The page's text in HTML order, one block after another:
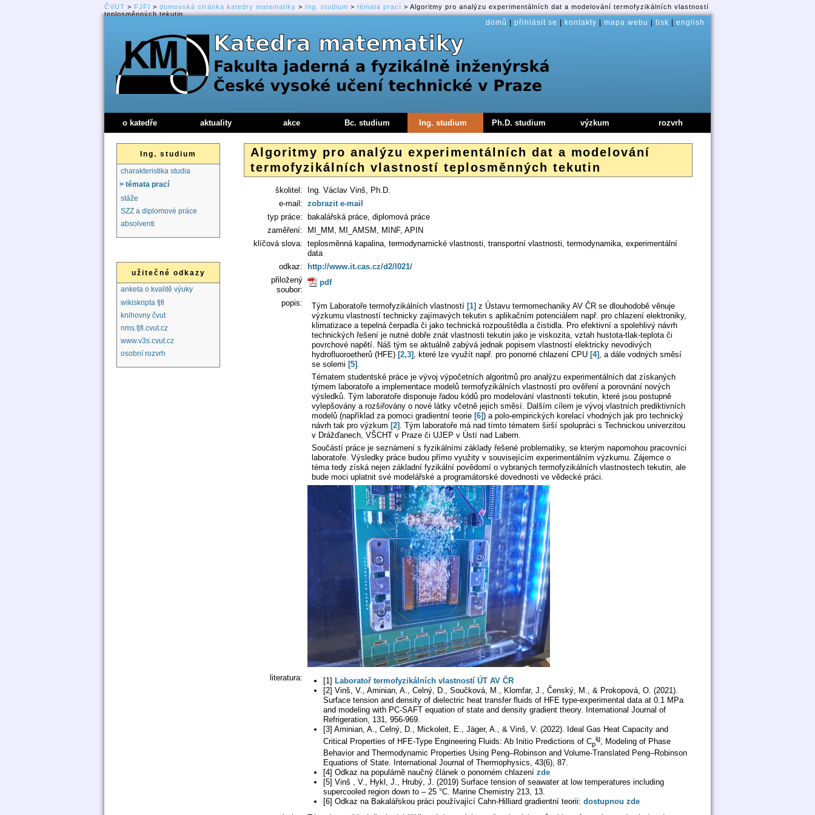
ČVUT > FJFI > domovská stránka katedry matematiky > Ing. studium > témata prací > Algoritmy pro analýzu experimentálních dat a modelování termofyzikálních vlastností
teplosměnných tekutin
Algoritmy pro analýzu experimentálních dat a modelování
termofyzikálních vlastností teplosměnných tekutin
školitel:
Ing. Václav Vinš, Ph.D.
e-mail: zobrazit e-mail
typ práce: bakalářská práce, diplomová práce
zaměření:
MI_MM, MI_AMSM, MINF, APIN
klíčová slova: teplosměnná kapalina, termodynamické vlastnosti, transportní vlastnosti, termodynamika, experimentální
data
odkaz:
http://www.it.cas.cz/d2/l021/
přiložený
soubor:
pdf
popis: Tým Laboratoře termofyzikálních vlastností [1] z Ústavu termomechaniky AV ČR se dlouhodobě věnuje
výzkumu vlastností technicky zajímavých tekutin s aplikačním potenciálem např. pro chlazení elektroniky,
klimatizace a tepelná čerpadla či jako technická rozpouštědla a čistidla. Pro efektivní a spolehlivý návrh
technických řešení je nutné dobře znát vlastnosti tekutin jako je viskozita, vztah hustota-tlak-teplota či
povrchové napětí. Náš tým se aktuálně zabývá jednak popisem vlastností elektricky nevodivých
hydrofluoroetherů (HFE) [2,3] , které lze využít např. pro ponorné chlazení CPU [4] , a dále vodných směsí
se solemi [5]
Tématem studentské práce je vývoj výpočetních algoritmů pro analýzu experimentálních dat získaných
týmem laboratoře a implementace modelů termofyzikálních vlastností pro ověření a porovnání nových
výsledků. Tým laboratoře disponuje řadou kódů pro modelování vlastností tekutin, které jsou postupně
vylepšovány a rozšiřovány o nové látky včetně jejich směsí. Dalším cílem je vývoj vlastních prediktivních
modelů (například za pomoci gradientní teorie [6]) a polo-empirických korelací vhodných jak pro technický
návrh tak pro výzkum [2] . Tým laboratoře má nad tímto tématem širší spolupráci s Technickou univerzitou
v Drážďanech, VŠCHT v Praze či UJEP v Ústí nad Labem.
Součástí práce je seznámení s fyzikálními základy řešené problematiky, se kterým napomohou pracovníci
laboratoře. Výsledky práce budou přímo využity v souvisejícím experimentálním výzkumu. Zájemce o
téma tedy získá nejen základní fyzikální povědomí o vybraných termofyzikálních vlastnostech tekutin, ale
bude moci uplatnit své modelářské a programátorské dovednosti ve vědecké práci.
literatura: [1] Laboratoř termofyzikálních vlastností ÚT AV ČR
[2] Vinš, V., Aminian, A., Celný, D., Součková, M., Klomfar, J., Čenský, M., & Prokopová, O. (2021).
Surface tension and density of dielectric heat transfer fluids of HFE type-experimental data at 0.1 MPa
and modeling with PC-SAFT equation of state and density gradient theory. International Journal of
Refrigeration, 131, 956-969.
[3] Aminian, A., Celný, D., Mickoleit, E., Jäger, A., & Vinš, V. (2022). Ideal Gas Heat Capacity and
Critical Properties of HFE-Type Engineering Fluids: Ab Initio Predictions of Cp
ig, Modeling of Phase
Behavior and Thermodynamic Properties Using Peng–Robinson and Volume-Translated Peng–Robinson
Equations of State. International Journal of Thermophysics, 43(6), 87.
[4] Odkaz na populárně naučný článek o ponorném chlazení zde
[5] Vinš , V., Hykl, J., Hrubý, J. (2019) Surface tension of seawater at low temperatures including
supercooled region down to – 25 °C. Marine Chemistry 213, 13.
[6] Odkaz na Bakalářskou práci používající Cahn-Hilliard gradientní teorii: dostupnou zde
domů přihlásit se kontakty mapa webu tisk english
o katedře aktuality akce Bc. studium Ing. studium Ph.D. studium výzkum rozvrh
Ing. studium
charakteristika studia
> témata prací
stáže
SZZ a diplomové práce
absolventi
užitečné odkazy
anketa o kvalitě výuky
wikiskripta fjfi
knihovny čvut
nms.fjfi.cvut.cz
www.v3s.cvut.cz
osobní rozvrh